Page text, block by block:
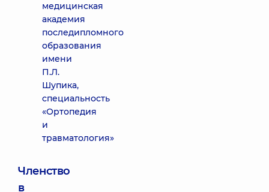
медицинская
академия
последипломного
образования
имени
П.Л.
Шупика,
специальность
«Ортопедия
и
травматология»
Членство
в